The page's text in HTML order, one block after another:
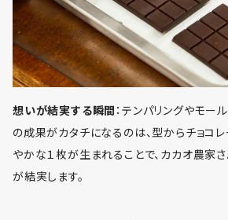
想いが結実する瞬間 ：テンパリングやモー
の成果がカタチになるのは、型からチョコ
やかな１枚が生まれることで、カカオ農家
が結実します。